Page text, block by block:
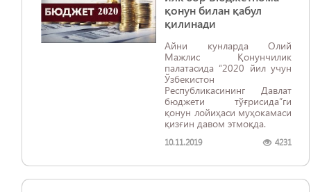
қонун билан қабул
қилинади
Айни кунларда Олий
Мажлис Қонунчилик
палатасида “2020 йил учун
Ўзбекистон
Республикасининг Давлат
бюджети тўғрисида”ги
қонун лойиҳаси муҳокамаси
қизғин давом этмоқда.
10.11.2019 4231